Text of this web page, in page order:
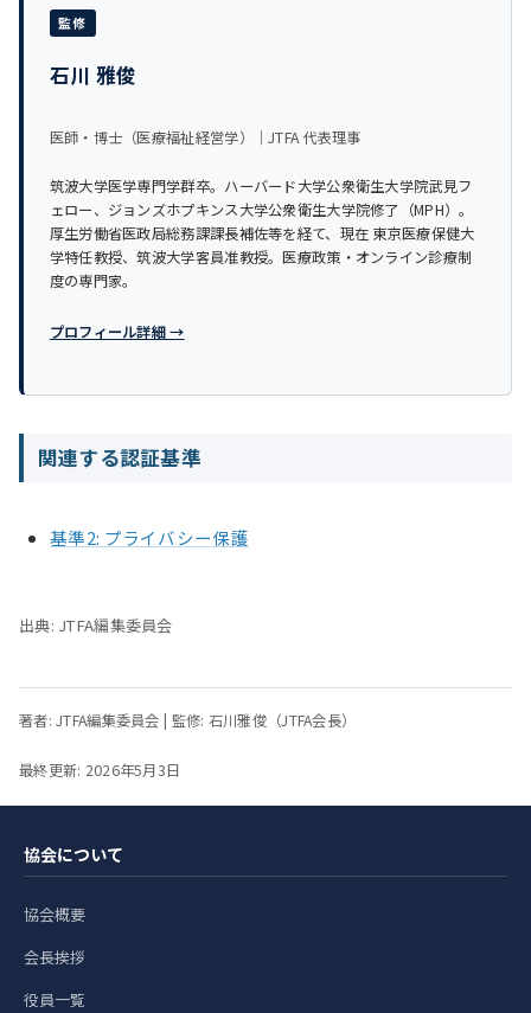
監修
石川 雅俊
医師・博士（医療福祉経営学）｜JTFA 代表理事
筑波大学医学専門学群卒。ハーバード大学公衆衛生大学院武見フ
ェロー、ジョンズホプキンス大学公衆衛生大学院修了（MPH）。
厚生労働省医政局総務課課長補佐等を経て、現在 東京医療保健大
学特任教授、筑波大学客員准教授。医療政策・オンライン診療制
度の専門家。
プロフィール詳細 →
関連する認証基準
基準2: プライバシー保護
出典: JTFA編集委員会
著者: JTFA編集委員会 | 監修: 石川雅俊（JTFA会長）
最終更新: 2026年5月3日
協会について
協会概要
会長挨拶
役員一覧